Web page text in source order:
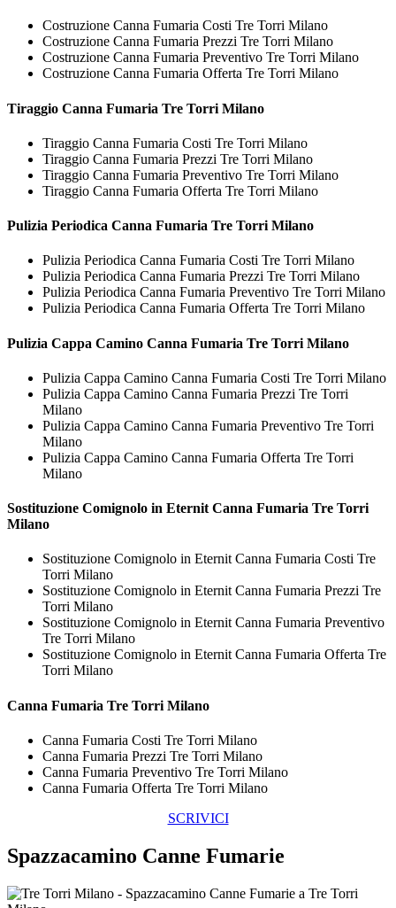
Costruzione Canna Fumaria Costi Tre Torri Milano
Costruzione Canna Fumaria Prezzi Tre Torri Milano
Costruzione Canna Fumaria Preventivo Tre Torri Milano
Costruzione Canna Fumaria Offerta Tre Torri Milano
Tiraggio Canna Fumaria Tre Torri Milano
Tiraggio Canna Fumaria Costi Tre Torri Milano
Tiraggio Canna Fumaria Prezzi Tre Torri Milano
Tiraggio Canna Fumaria Preventivo Tre Torri Milano
Tiraggio Canna Fumaria Offerta Tre Torri Milano
Pulizia Periodica Canna Fumaria Tre Torri Milano
Pulizia Periodica Canna Fumaria Costi Tre Torri Milano
Pulizia Periodica Canna Fumaria Prezzi Tre Torri Milano
Pulizia Periodica Canna Fumaria Preventivo Tre Torri Milano
Pulizia Periodica Canna Fumaria Offerta Tre Torri Milano
Pulizia Cappa Camino Canna Fumaria Tre Torri Milano
Pulizia Cappa Camino Canna Fumaria Costi Tre Torri Milano
Pulizia Cappa Camino Canna Fumaria Prezzi Tre Torri
Milano
Pulizia Cappa Camino Canna Fumaria Preventivo Tre Torri
Milano
Pulizia Cappa Camino Canna Fumaria Offerta Tre Torri
Milano
Sostituzione Comignolo in Eternit Canna Fumaria Tre Torri
Milano
Sostituzione Comignolo in Eternit Canna Fumaria Costi Tre
Torri Milano
Sostituzione Comignolo in Eternit Canna Fumaria Prezzi Tre
Torri Milano
Sostituzione Comignolo in Eternit Canna Fumaria Preventivo
Tre Torri Milano
Sostituzione Comignolo in Eternit Canna Fumaria Offerta Tre
Torri Milano
Canna Fumaria Tre Torri Milano
Canna Fumaria Costi Tre Torri Milano
Canna Fumaria Prezzi Tre Torri Milano
Canna Fumaria Preventivo Tre Torri Milano
Canna Fumaria Offerta Tre Torri Milano
SCRIVICI
Spazzacamino Canne Fumarie